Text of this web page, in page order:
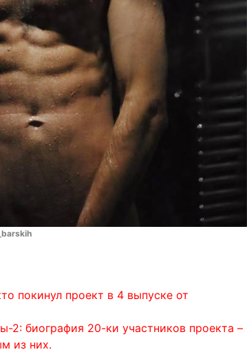
покинул проект в 4 выпуске от
биография 20-ки участников проекта –
из них.